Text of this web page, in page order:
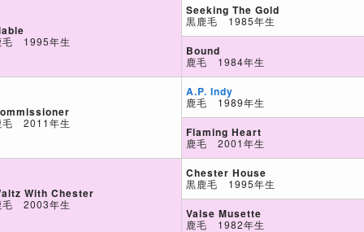
毛 1995年生
毛 2011年生
With Chester
毛 2003年生
Seeking The Gold
黒鹿毛 1985年生
Bound
鹿毛 1984年生
A.P. Indy
鹿毛 1989年生
Flaming Heart
鹿毛 2001年生
Chester House
黒鹿毛 1995年生
Valse Musette
鹿毛 1982年生